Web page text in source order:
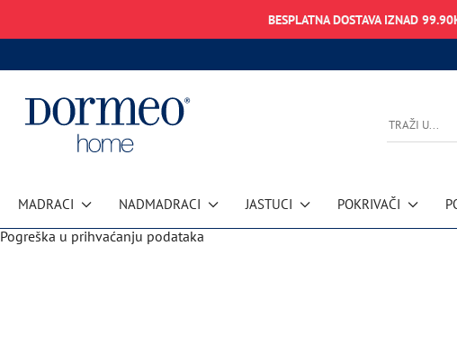
BESPLATNA DOSTAVA IZNAD
MADRACI NADMADRACI JASTUCI POKRIVAČI
Pogreška u prihvaćanju podataka